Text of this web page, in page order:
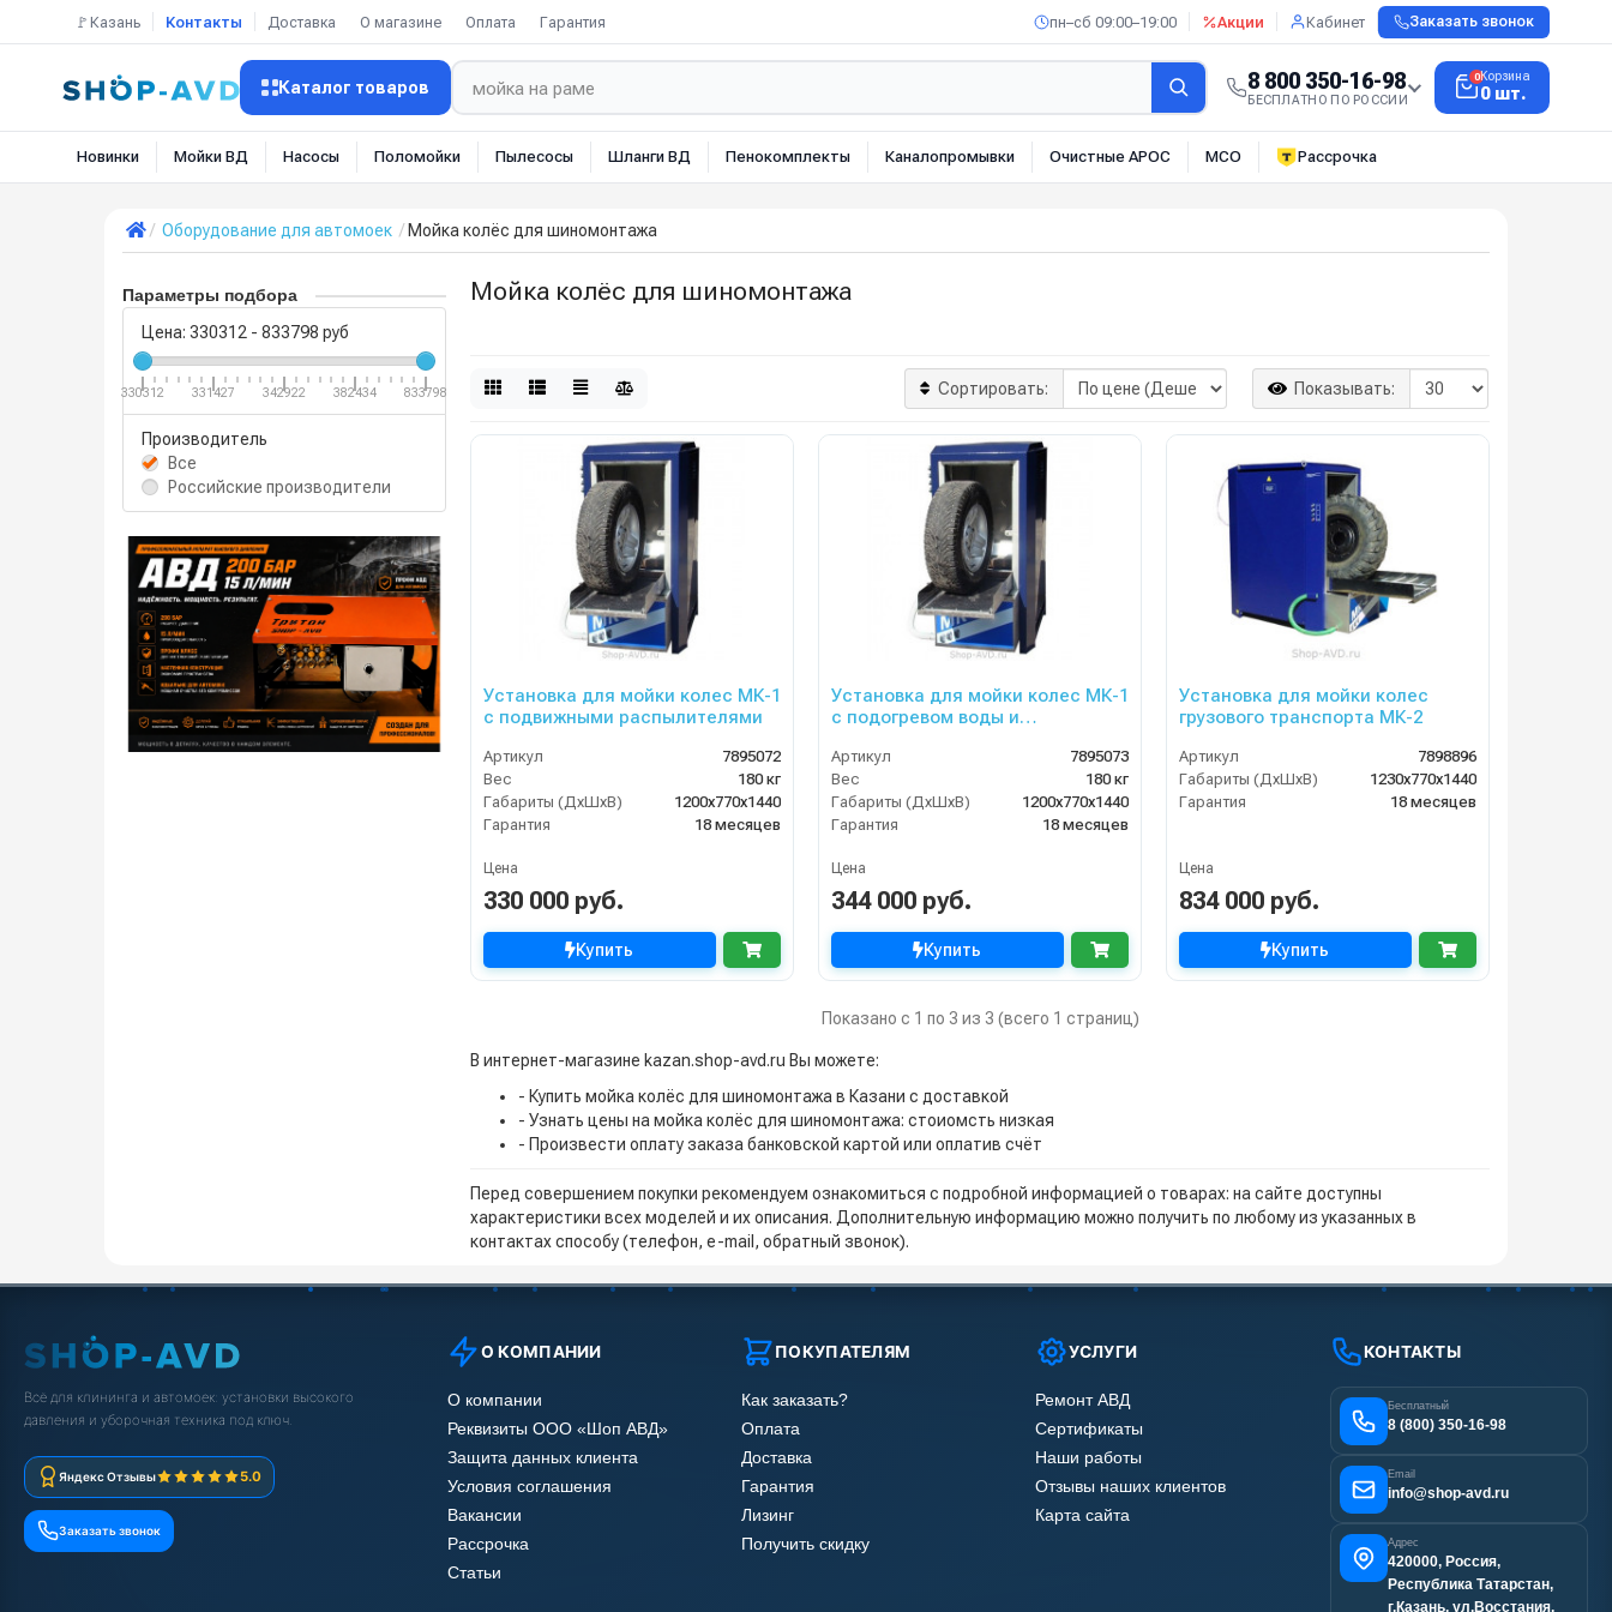
🚩Казань Контакты Доставка О магазине Оплата Гарантия пн–сб 09:00–19:00 Акции Кабинет Заказать звонок
Каталог товаров 8 800 350-16-98
БЕСПЛАТНО ПО РОССИИ
0Корзина
0 шт.
Новинки Мойки ВД Насосы Поломойки Пылесосы Шланги ВД Пенокомплекты Каналопромывки Очистные АРОС МСО Рассрочка
Оборудование для автомоек Мойка колёс для шиномонтажа
Параметры подбора
Цена: 330312 - 833798 руб
330312 331427 342922 382434 833798
Производитель
Все
Российские производители
Мойка колёс для шиномонтажа
Сортировать: Показывать:
Установка для мойки колес МК-1
с подвижными распылителями
Артикул
7895072
Вес
180 кг
Габариты (ДхШхВ)
1200х770х1440
Гарантия
18 месяцев
Цена
330 000 руб.
Купить
Установка для мойки колес МК-1
с подогревом воды и
Артикул
7895073
Вес
180 кг
Габариты (ДхШхВ)
1200х770х1440
Гарантия
18 месяцев
Цена
344 000 руб.
Купить
Установка для мойки колес
грузового транспорта МК-2
Артикул
7898896
Габариты (ДхШхВ)
1230х770х1440
Гарантия
18 месяцев
Цена
834 000 руб.
Купить
Показано с 1 по 3 из 3 (всего 1 страниц)
В интернет-магазине kazan.shop-avd.ru Вы можете:
- Купить мойка колёс для шиномонтажа в Казани с доставкой
- Узнать цены на мойка колёс для шиномонтажа: стоиомсть низкая
- Произвести оплату заказа банковской картой или оплатив счёт
Перед совершением покупки рекомендуем ознакомиться с подробной информацией о товарах: на сайте доступны
характеристики всех моделей и их описания. Дополнительную информацию можно получить по любому из указанных в
контактах способу (телефон, e-mail, обратный звонок).
Всё для клининга и автомоек: установки высокого
давления и уборочная техника под ключ.
Яндекс Отзывы 5.0
Заказать звонок
О КОМПАНИИ
О компании
Реквизиты ООО «Шоп АВД»
Защита данных клиента
Условия соглашения
Вакансии
Рассрочка
Статьи
ПОКУПАТЕЛЯМ
Как заказать?
Оплата
Доставка
Гарантия
Лизинг
Получить скидку
УСЛУГИ
Ремонт АВД
Сертификаты
Наши работы
Отзывы наших клиентов
Карта сайта
КОНТАКТЫ
Бесплатный
8 (800) 350-16-98
Email
info@shop-avd.ru
Адрес
420000, Россия,
Республика Татарстан,
г.Казань, ул.Восстания,